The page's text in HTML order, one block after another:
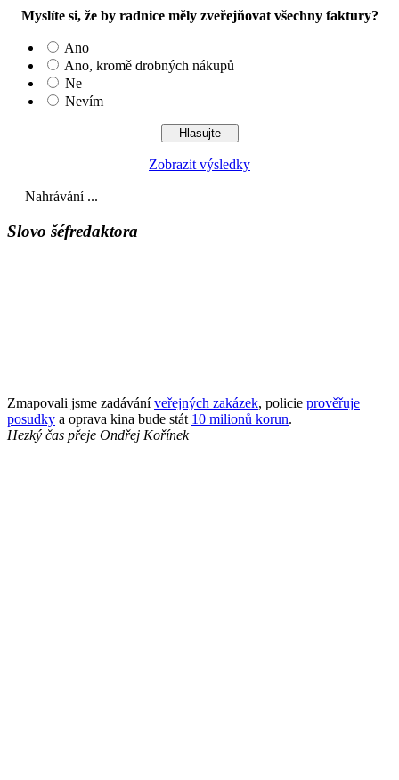
Myslíte si, že by radnice měly zveřejňovat všechny faktury?
Ano
Ano, kromě drobných nákupů
Ne
Nevím
Zobrazit výsledky
Nahrávání ...
Slovo šéfredaktora
Zmapovali jsme zadáváníveřejných zakázek, policie prověřuje
posudky a oprava kina bude stát 10 milionů korun.
Hezký čas přeje Ondřej Kořínek